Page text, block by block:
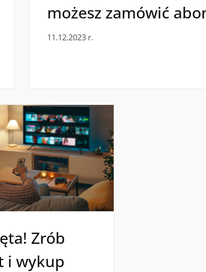
możesz zamówić
11.12.2023 r.
Zrób
i wykup